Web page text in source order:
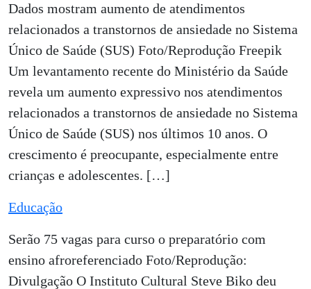
Dados mostram aumento de atendimentos
relacionados a transtornos de ansiedade no Sistema
Único de Saúde (SUS) Foto/Reprodução Freepik
Um levantamento recente do Ministério da Saúde
revela um aumento expressivo nos atendimentos
relacionados a transtornos de ansiedade no Sistema
Único de Saúde (SUS) nos últimos 10 anos. O
crescimento é preocupante, especialmente entre
crianças e adolescentes. […]
Educação
Serão 75 vagas para curso o preparatório com
ensino afroreferenciado Foto/Reprodução:
Divulgação O Instituto Cultural Steve Biko deu